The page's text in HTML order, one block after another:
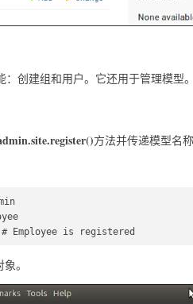
创建组和用户。它还用于管理模型。
方法并传递模型名
Employee is registered
象。